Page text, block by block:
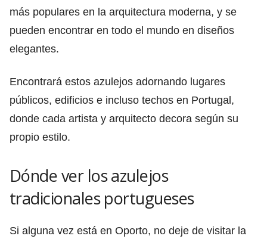
más populares en la arquitectura moderna, y se
pueden encontrar en todo el mundo en diseños
elegantes.
Encontrará estos azulejos adornando lugares
públicos, edificios e incluso techos en Portugal,
donde cada artista y arquitecto decora según su
propio estilo.
Dónde ver los azulejos
tradicionales portugueses
Si alguna vez está en Oporto, no deje de visitar la